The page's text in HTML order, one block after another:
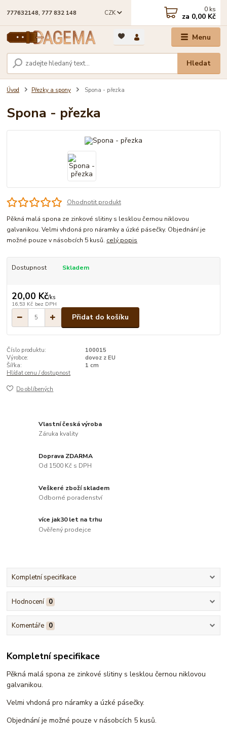
Menu
CZK
Hledat
777632148, 777 832 148 0 ks
za 0,00 Kč
Úvod Přezky a spony Spona - přezka
Spona - přezka
Ohodnotit produkt
Pěkná malá spona ze zinkové slitiny s lesklou černou niklovou
galvanikou. Velmi vhdoná pro náramky a úzké pásečky. Objednání je
možné pouze v násobcích 5 kusů. celý popis
Dostupnost Skladem
20,00 Kč/ks
16,53 Kč bez DPH
Přidat do košíku
Číslo produktu:
100015
Výrobce:
dovoz z EU
Šířka:
1 cm
Hlídat cenu / dostupnost
Do oblíbených
Vlastní česká výroba
Záruka kvality
Doprava ZDARMA
Od 1500 Kč s DPH
Veškeré zboží skladem
Odborné poradenství
více jak30 let na trhu
Ověřený prodejce
Kompletní specifikace
Hodnocení 0
Komentáře 0
Kompletní specifikace
Pěkná malá spona ze zinkové slitiny s lesklou černou niklovou
galvanikou.
Velmi vhdoná pro náramky a úzké pásečky.
Objednání je možné pouze v násobcích 5 kusů.